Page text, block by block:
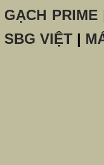
GẠCH PRIME
SBG VIỆT |